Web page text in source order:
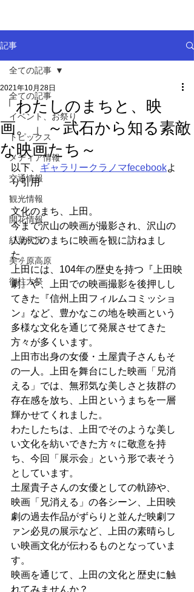
記事
全ての記事
イベント、お祭り
トピックス
メディア情報
交通情報
観光情報
開花情報
紅葉状況
美ヶ原高原
御柱大祭
全ての記事
「わたしのまちと、映
画。」～武石から知る素敵
な映画たち～
2021年10月28日
以下、 ギャラリークラノマfecebookよ
り引用
文化のまち、上田。
今まで沢山の映画が撮影され、沢山の
人がこのまちに映画を観に訪ねまし
た。
上田には、104年の歴史を持つ『上田映
劇』や、上田での映画撮影を後押しし
てきた『信州上田フィルムコミッショ
ン』など、豊かなこの地を映画という
多様な文化を通じて発展させてきた
方々が多くいます。
上田市出身の女優・土屋貴子さんもそ
の一人。上田を舞台にした映画「兄消
える」では、無邪気な美しさと抜群の
存在感を放ち、上田というまちを一層
輝かせてくれました。
わたしたちは、上田でそのような美し
い文化を紡いできた方々に敬意を持
ち、今回「展示会」という形で表そう
としています。
土屋貴子さんの女優としての軌跡や、
映画「兄消える」の各シーン、上田映
劇の過去作品がずらりと並んだ映劇フ
ァン必見の展示など、上田の素晴らし
い映画文化が伝わるものとなっていま
す。
映画を通じて、上田の文化と歴史に触
れてみませんか？